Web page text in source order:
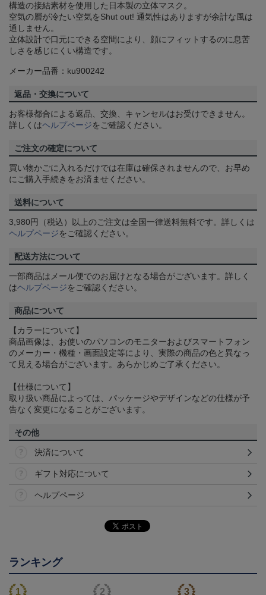
構造の接結素材を使用した日本製の立体マスク。
空気の層が冷たい空気をShut out! 通気性はありますが余計な風は
通しません。
立体設計で口元にできる空間により、顔にフィットするのに息苦
しさを感じにくい構造です。
メーカー品番：ku900242
返品・交換について
お客様都合による返品、交換、キャンセルはお受けできません。
詳しくはヘルプページをご確認ください。
ご注文の確定について
買い物かごに入れるだけでは在庫は確保されませんので、お早め
にご購入手続きをお済ませください。
送料について
3,980円（税込）以上のご注文は全国一律送料無料です。詳しくは
ヘルプページをご確認ください。
配送方法について
一部商品はメール便でのお届けとなる場合がございます。詳しく
はヘルプページをご確認ください。
商品について
【カラーについて】
商品画像は、お使いのパソコンのモニターおよびスマートフォン
のメーカー・機種・画面設定等により、実際の商品の色と異なっ
て見える場合がございます。あらかじめご了承ください。
【仕様について】
取り扱い商品によっては、パッケージやデザインなどの仕様が予
告なく変更になることがございます。
その他
決済について
ギフト対応について
ヘルプページ
ランキング